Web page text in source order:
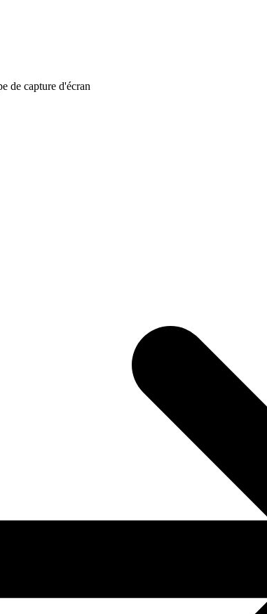
de capture d'écran